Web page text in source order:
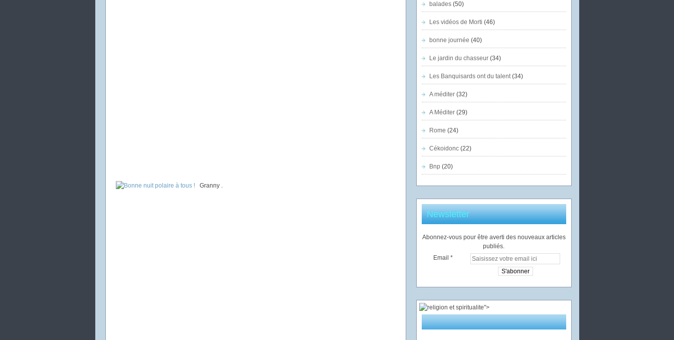
Granny .
balades(50)
Les vidéos de Morti (46)
bonne journée (40)
Le jardin du chasseur(34)
Les Banquisards ont du talent(34)
A méditer(32)
A Méditer(29)
Rome (24)
Cékoidonc(22)
Bnp (20)
Newsletter
Abonnez-vous pour être averti des nouveaux articles
publiés.
Email
">